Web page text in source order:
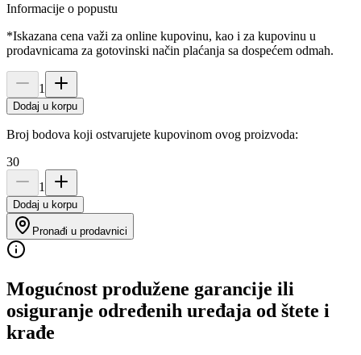
Informacije o popustu
*Iskazana cena važi za online kupovinu, kao i za kupovinu u
prodavnicama za gotovinski način plaćanja sa dospećem odmah.
1
Dodaj u korpu
Broj bodova koji ostvarujete kupovinom ovog proizvoda:
30
1
Dodaj u korpu
Pronađi u prodavnici
Mogućnost produžene garancije ili
osiguranje određenih uređaja od štete i
krađe